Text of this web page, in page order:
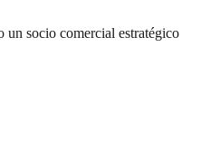
un socio comercial estratégico